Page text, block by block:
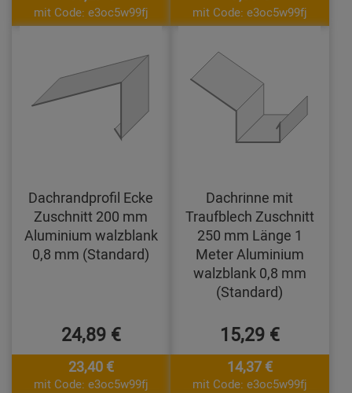
mit Code: e3oc5w99fj mit Code: e3oc5w99fj
Dachrandprofil Ecke
Zuschnitt 200 mm
Aluminium walzblank
0,8 mm (Standard)
24,89 €
23,40 €
mit Code: e3oc5w99fj
Dachrinne mit
Traufblech Zuschnitt
250 mm Länge 1
Meter Aluminium
walzblank 0,8 mm
(Standard)
15,29 €
14,37 €
mit Code: e3oc5w99fj